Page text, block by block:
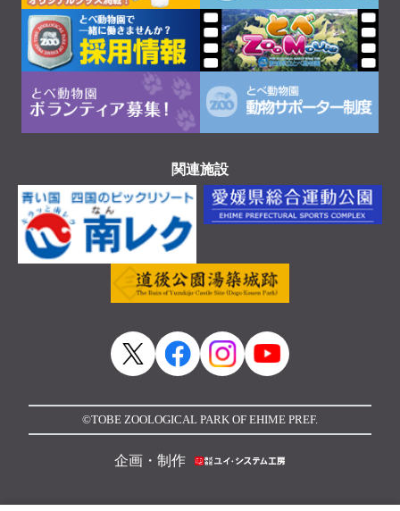
関連施設
©TOBE ZOOLOGICAL PARK OF EHIME PREF.
企画・制作